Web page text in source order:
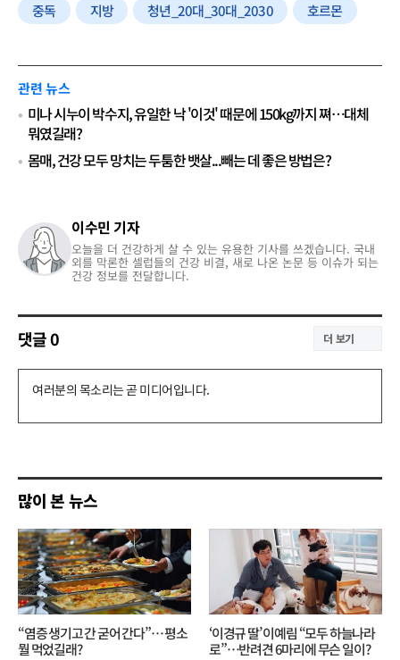
중독
지방 청년_20대_30대_2030 호르몬
관련 뉴스
미나 시누이 박수지, 유일한 낙 '이것' 때문에 150kg까지 쪄…대체
뭐였길래?
몸매, 건강 모두 망치는 두툼한 뱃살...빼는 데 좋은 방법은?
이수민 기자
오늘을 더 건강하게 살 수 있는 유용한 기사를 쓰겠습니다. 국내
외를 막론한 셀럽들의 건강 비결, 새로 나온 논문 등 이슈가 되는
건강 정보를 전달합니다.
댓글0 더 보기
댓
기
많이 본 뉴스
“염증 생기고 간 굳어 간다”… 평소
뭘 먹었길래?
‘이경규 딸’ 이예림 “모두 하늘나라
로”⋯반려견 6마리에 무슨 일이?